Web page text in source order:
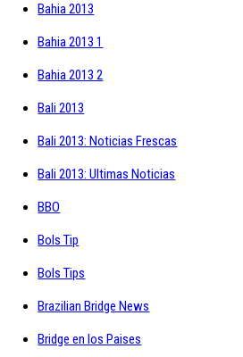
Bahia 2013
Bahia 2013 1
Bahia 2013 2
Bali 2013
Bali 2013: Noticias Frescas
Bali 2013: Ultimas Noticias
BBO
Bols Tip
Bols Tips
Brazilian Bridge News
Bridge en los Paises